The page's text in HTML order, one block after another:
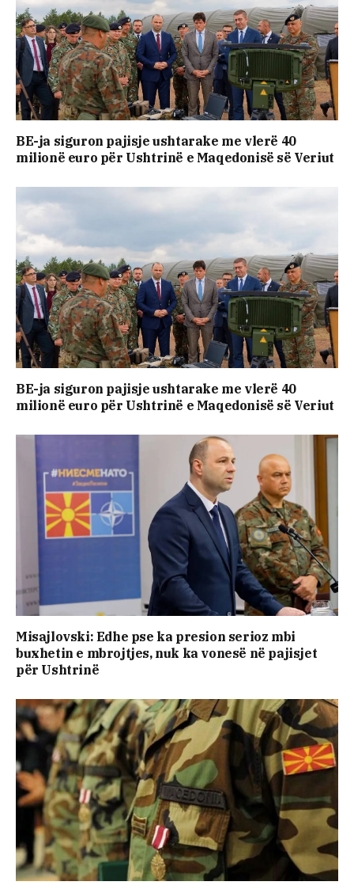
BE-ja siguron pajisje ushtarake me vlerë 40
milionë euro për Ushtrinë e Maqedonisë së Veriut
BE-ja siguron pajisje ushtarake me vlerë 40
milionë euro për Ushtrinë e Maqedonisë së Veriut
Misajlovski: Edhe pse ka presion serioz mbi
buxhetin e mbrojtjes, nuk ka vonesë në pajisjet
për Ushtrinë